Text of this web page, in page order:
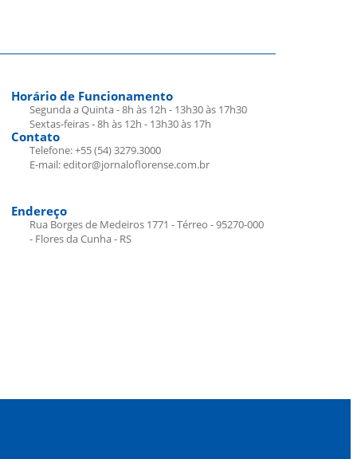
Horário de Funcionamento
Segunda a Quinta - 8h às 12h - 13h30 às 17h30
Sextas-feiras - 8h às 12h - 13h30 às 17h
Contato
Telefone: +55 (54) 3279.3000
E-mail: editor@jornaloflorense.com.br
Endereço
Rua Borges de Medeiros 1771 - Térreo - 95270-000
- Flores da Cunha - RS